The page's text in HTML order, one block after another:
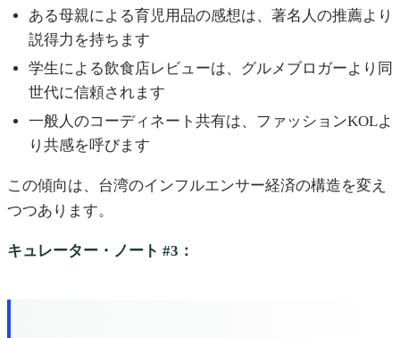
ある母親による育児用品の感想は、著名人の推薦より
説得力を持ちます
学生による飲食店レビューは、グルメブロガーより同
世代に信頼されます
一般人のコーディネート共有は、ファッションKOLよ
り共感を呼びます
この傾向は、台湾のインフルエンサー経済の構造を変え
つつあります。
キュレーター・ノート #3：